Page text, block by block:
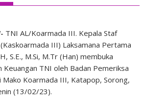
TNI AL/Koarmada III. Kepala Staf
III) Laksamana Pertama
S.E., M.Si, M.Tr (Han) membuka
Keuangan TNI oleh Badan Pemeriksa
Mako Koarmada III, Katapop, Sorong,
(13/02/23).